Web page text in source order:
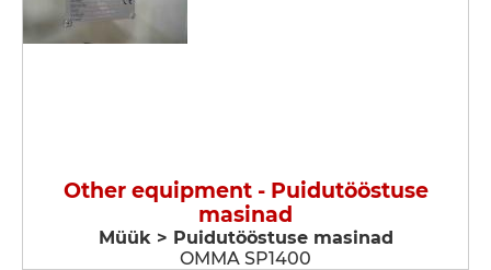
Other equipment - Puidutööstuse
masinad
Müük > Puidutööstuse masinad
OMMA SP1400